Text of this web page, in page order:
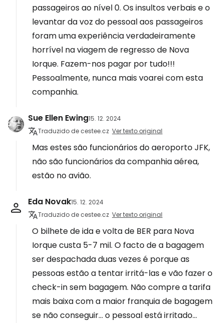
passageiros ao nível 0. Os insultos verbais e o
levantar da voz do pessoal aos passageiros
foram uma experiência verdadeiramente
horrível na viagem de regresso de Nova
Iorque. Fazem-nos pagar por tudo!!!
Pessoalmente, nunca mais voarei com esta
companhia.
Sue Ellen Ewing15. 12. 2024
Traduzido de cestee.cz Ver texto original
Mas estes são funcionários do aeroporto JFK,
não são funcionários da companhia aérea,
estão no avião.
Eda Novak15. 12. 2024
Traduzido de cestee.cz Ver texto original
O bilhete de ida e volta de BER para Nova
Iorque custa 5-7 mil. O facto de a bagagem
ser despachada duas vezes é porque as
pessoas estão a tentar irritá-las e vão fazer o
check-in sem bagagem. Não compre a tarifa
mais baixa com a maior franquia de bagagem
se não conseguir... o pessoal está irritado...